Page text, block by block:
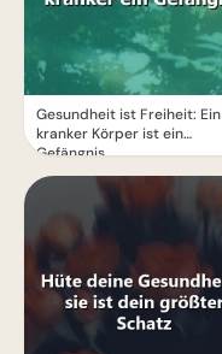
Gesundheit ist Freiheit: Ein
kranker Körper ist ein
Gefängnis